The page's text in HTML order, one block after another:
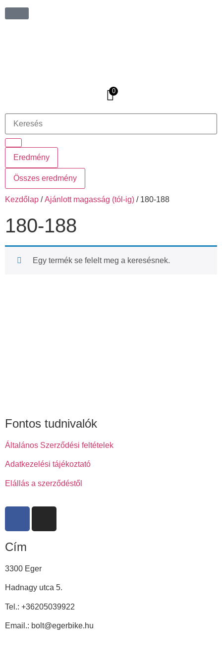
0
Eredmény
Összes eredmény
Kezdőlap /Ajánlott magasság (tól-ig) / 180-188
180-188
Egy termék se felelt meg a keresésnek.
Fontos tudnivalók
Általános Szerződési feltételek
Adatkezelési tájékoztató
Elállás a szerződéstől
Cím
3300 Eger
Hadnagy utca 5.
Tel.: +36205039922
Email.: bolt@egerbike.hu